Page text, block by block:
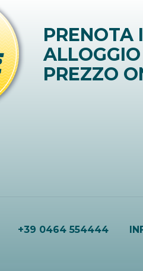
PRENOTA
PREZZO
+39 0464 554444